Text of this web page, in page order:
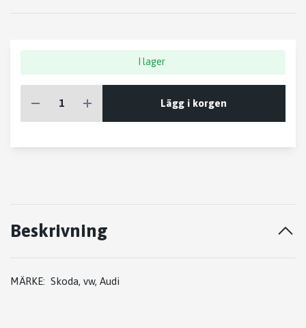
I lager
Lägg i korgen
Beskrivning
MÄRKE: Skoda, vw, Audi